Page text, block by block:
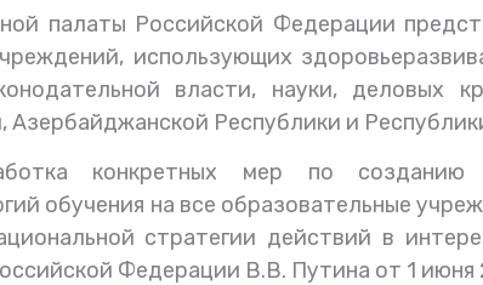
палаты Российской Федерации
использующих
власти, науки, деловых
Азербайджанской Республики и
конкретных мер по созданию
обучения на все образовательные
стратегии действий в
Федерации В.В. Путина от 1 июня